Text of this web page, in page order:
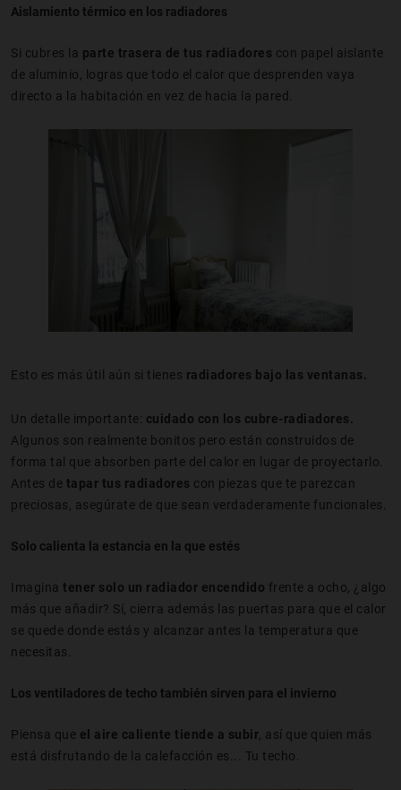
Aislamiento térmico en los radiadores
Si cubres la parte trasera de tus radiadores con papel aislante
de aluminio, logras que todo el calor que desprenden vaya
directo a la habitación en vez de hacia la pared.
Esto es más útil aún si tienes radiadores bajo las ventanas.
Un detalle importante: cuidado con los cubre-radiadores.
Algunos son realmente bonitos pero están construidos de
forma tal que absorben parte del calor en lugar de proyectarlo.
Antes de tapar tus radiadores con piezas que te parezcan
preciosas, asegúrate de que sean verdaderamente funcionales.
Solo calienta la estancia en la que estés
Imagina tener solo un radiador encendido frente a ocho, ¿algo
más que añadir? Sí, cierra además las puertas para que el calor
se quede donde estás y alcanzar antes la temperatura que
necesitas.
Los ventiladores de techo también sirven para el invierno
Piensa que el aire caliente tiende a subir, así que quien más
está disfrutando de la calefacción es... Tu techo.